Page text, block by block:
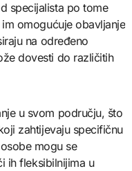
specijalista po tome
omogućuje obavljanje
na određeno
dovesti do različitih
u svom području, što
zahtijevaju specifičnu
mogu se
ih fleksibilnijima u